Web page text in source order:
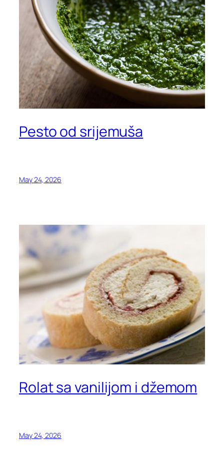
Pesto od srijemuša
May 24, 2026
Rolat sa vanilijom i džemom
May 24, 2026